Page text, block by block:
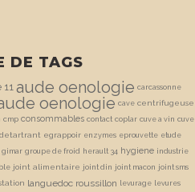
DE TAGS
11aude oenologie carcassonne
oenologie cave centrifugeuse
cmp consommables contact coplar cuve a vin cuve
detartrant egrappoir enzymes eprouvette etude
gimar groupe de froid herault 34 hygiene industrie
joint alimentaire joint din joint macon joint sms
languedoc roussillon levurage levures